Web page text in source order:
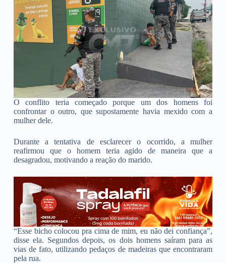
O conflito teria começado porque um dos homens foi
confrontar o outro, que supostamente havia mexido com a
mulher dele.
Durante a tentativa de esclarecer o ocorrido, a mulher
reafirmou que o homem teria agido de maneira que a
desagradou, motivando a reação do marido.
“Esse bicho colocou pra cima de mim, eu não dei confiança”,
disse ela. Segundos depois, os dois homens saíram para as
vias de fato, utilizando pedaços de madeiras que encontraram
pela rua.